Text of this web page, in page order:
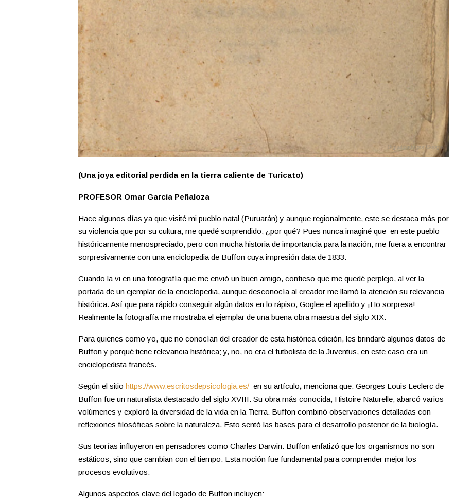
(Una joya editorial perdida en la tierra caliente de Turicato)
PROFESOR Omar García Peñaloza
Hace algunos días ya que visité mi pueblo natal (Puruarán) y aunque regionalmente, este se destaca más por
su violencia que por su cultura, me quedé sorprendido, ¿por qué? Pues nunca imaginé que en este pueblo
históricamente menospreciado; pero con mucha historia de importancia para la nación, me fuera a encontrar
sorpresivamente con una enciclopedia de Buffon cuya impresión data de 1833.
Cuando la vi en una fotografía que me envió un buen amigo, confieso que me quedé perplejo, al ver la
portada de un ejemplar de la enciclopedia, aunque desconocía al creador me llamó la atención su relevancia
histórica. Así que para rápido conseguir algún datos en lo rápiso, Goglee el apellido y ¡Ho sorpresa!
Realmente la fotografía me mostraba el ejemplar de una buena obra maestra del siglo XIX.
Para quienes como yo, que no conocían del creador de esta histórica edición, les brindaré algunos datos de
Buffon y porqué tiene relevancia histórica; y, no, no era el futbolista de la Juventus, en este caso era un
enciclopedista francés.
Según el sitio https://www.escritosdepsicologia.es/ en su artículo, menciona que: Georges Louis Leclerc de
Buffon fue un naturalista destacado del siglo XVIII. Su obra más conocida, Histoire Naturelle, abarcó varios
volúmenes y exploró la diversidad de la vida en la Tierra. Buffon combinó observaciones detalladas con
reflexiones filosóficas sobre la naturaleza. Esto sentó las bases para el desarrollo posterior de la biología.
Sus teorías influyeron en pensadores como Charles Darwin. Buffon enfatizó que los organismos no son
estáticos, sino que cambian con el tiempo. Esta noción fue fundamental para comprender mejor los
procesos evolutivos.
Algunos aspectos clave del legado de Buffon incluyen: